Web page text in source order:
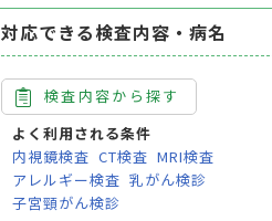
対応できる検査内容・病名
検査内容から探す
よく利用される条件
内視鏡検査 CT検査 MRI検査
アレルギー検査 乳がん検診
子宮頸がん検診